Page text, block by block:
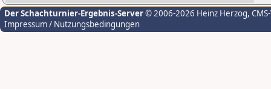
Der Schachturnier-Ergebnis-Server© 2006-2026 Heinz Herzog,
Impressum / Nutzungsbedingungen